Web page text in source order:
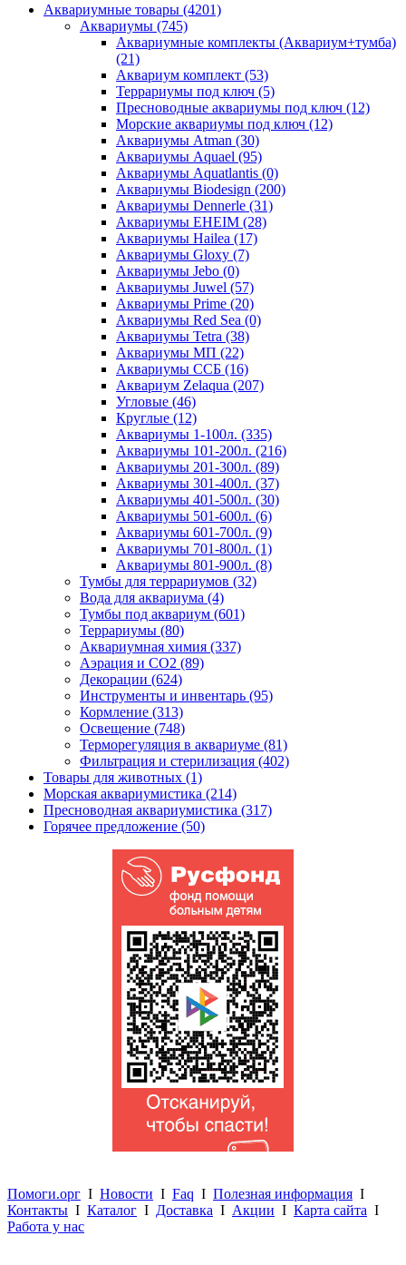
Аквариумные товары (4201)
Аквариумы (745)
Аквариумные комплекты (Аквариум+тумба)
(21)
Аквариум комплект (53)
Террариумы под ключ (5)
Пресноводные аквариумы под ключ (12)
Морские аквариумы под ключ (12)
Аквариумы Atman (30)
Аквариумы Aquael (95)
Аквариумы Aquatlantis (0)
Аквариумы Biodesign (200)
Аквариумы Dennerle (31)
Аквариумы EHEIM (28)
Аквариумы Hailea (17)
Аквариумы Gloxy (7)
Аквариумы Jebo (0)
Аквариумы Juwel (57)
Аквариумы Prime (20)
Аквариумы Red Sea (0)
Аквариумы Tetra (38)
Аквариумы МП (22)
Аквариумы ССБ (16)
Аквариум Zelaqua (207)
Угловые (46)
Круглые (12)
Аквариумы 1-100л. (335)
Аквариумы 101-200л. (216)
Аквариумы 201-300л. (89)
Аквариумы 301-400л. (37)
Аквариумы 401-500л. (30)
Аквариумы 501-600л. (6)
Аквариумы 601-700л. (9)
Аквариумы 701-800л. (1)
Аквариумы 801-900л. (8)
Тумбы для террариумов (32)
Вода для аквариума (4)
Тумбы под аквариум (601)
Террариумы (80)
Аквариумная химия (337)
Аэрация и CO2 (89)
Декорации (624)
Инструменты и инвентарь (95)
Кормление (313)
Освещение (748)
Терморегуляция в аквариуме (81)
Фильтрация и стерилизация (402)
Товары для животных (1)
Морская аквариумистика (214)
Пресноводная аквариумистика (317)
Горячее предложение (50)
Помоги.орг I Новости I Faq I Полезная информация I
Контакты I Каталог I Доставка I Акции I Карта сайта I
Работа у нас